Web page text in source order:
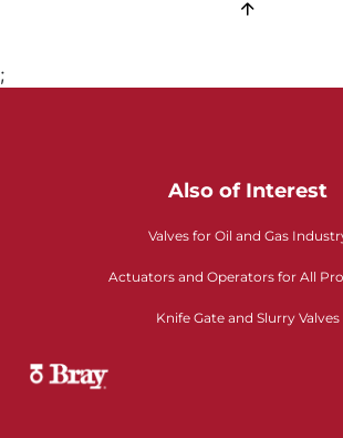
;
Also of Interest
Valves for Oil and Gas
Actuators and Operators for All
Knife Gate and Slurry Valves